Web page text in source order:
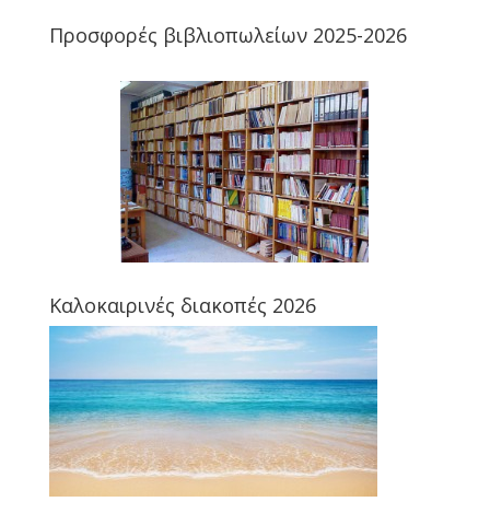
Προσφορές βιβλιοπωλείων 2025-2026
Καλοκαιρινές διακοπές 2026